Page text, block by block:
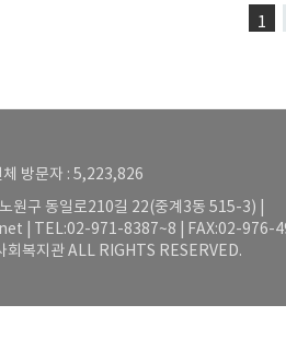
1
방문자 : 5,223,826
원구 동일로210길 22(중계3동 515-3) |
| TEL:02-971-8387~8 | FAX:02-976-
회복지관 ALL RIGHTS RESERVED.